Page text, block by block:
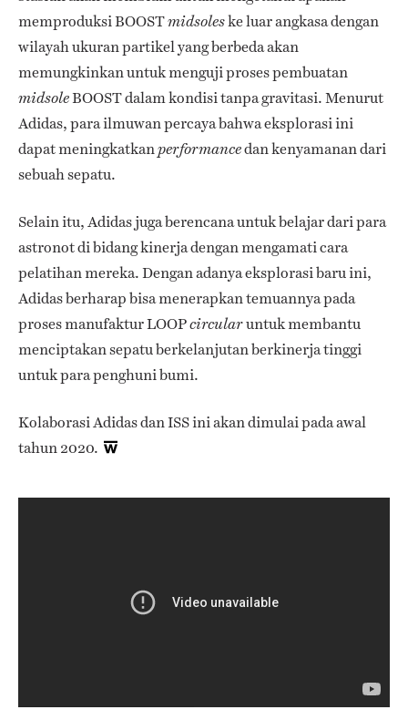
memproduksi BOOSTmidsoleske luar angkasa dengan
wilayah ukuran partikel yang berbeda akan
memungkinkan untuk menguji proses pembuatan
midsoleBOOST dalam kondisi tanpa gravitasi. Menurut
Adidas, para ilmuwan percaya bahwa eksplorasi ini
dapat meningkatkanperformancedan kenyamanan dari
sebuah sepatu.
Selain itu, Adidas juga berencana untuk belajar dari para
astronot di bidang kinerja dengan mengamati cara
pelatihan mereka. Dengan adanya eksplorasi baru ini,
Adidas berharap bisa menerapkan temuannya pada
proses manufaktur LOOPcircularuntuk membantu
menciptakan sepatu berkelanjutan berkinerja tinggi
untuk para penghuni bumi.
Kolaborasi Adidas dan ISS ini akan dimulai pada awal
tahun 2020.